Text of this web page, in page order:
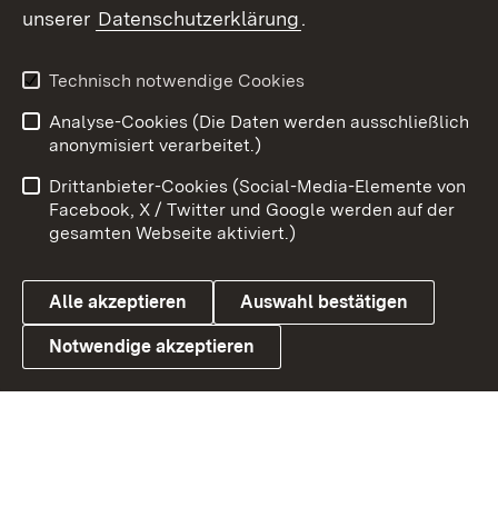
X / Twitter
Youtube
Link zum Landesportal
Benutzungshinweise
Barrierefreiheit
Datenschutz
Cookies
unserer Datenschutzerklärung.
Technisch notwendige Cookies
Analyse-Cookies (Die Daten werden ausschließlich
anonymisiert verarbeitet.)
Drittanbieter-Cookies (Social-Media-Elemente von
Facebook, X / Twitter und Google werden auf der
gesamten Webseite aktiviert.)
Alle akzeptieren Auswahl bestätigen
Notwendige akzeptieren